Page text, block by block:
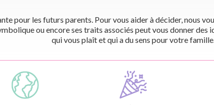
pour les futurs parents. Pour vous aider à décider, nous
ou encore ses traits associés peut vous donner des
qui vous plaît et qui a du sens pour votre famille.